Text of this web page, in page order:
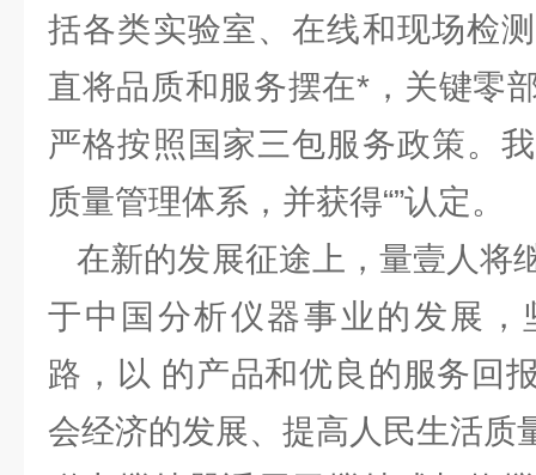
括各类实验室、在线和现场检
直将品质和服务摆在*，关键零
严格按照国家三包服务政策。
质量管理体系，并获得“”认定。
在新的发展征途上，量壹人将
于中国分析仪器事业的发展，
路，以 的产品和优良的服务回
会经济的发展、提高人民生活质